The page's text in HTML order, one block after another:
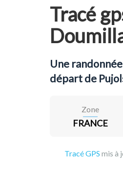
Tracé
Une
départ de
Zone
FRANCE
Tracé GPS mis à